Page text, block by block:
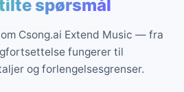
spørsmål
Csong.ai Extend Music — fra
fungerer til
og forlengelsesgrenser.